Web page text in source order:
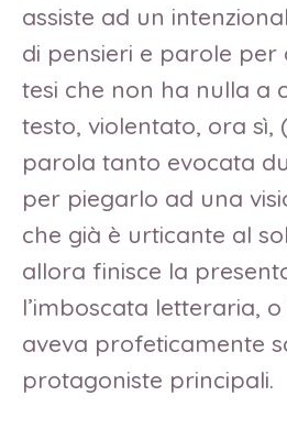
assiste ad un
di pensieri e parole
tesi che non ha nulla a
testo, violentato, ora sì,
parola tanto evocata
per piegarlo ad una
che già è urticante al
allora finisce la
l’imboscata letteraria,
aveva profeticamente
protagoniste principali.